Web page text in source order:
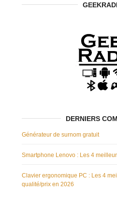
DERNIERS
Générateur de surnom gratuit
Smartphone Lenovo : Les 4
Clavier ergonomique PC : Les 4
qualité/prix en 2026